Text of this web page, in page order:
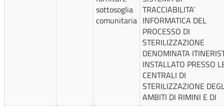
sottosoglia
comunitaria
TRACCIABILITA’
INFORMATICA DEL
PROCESSO DI
STERILIZZAZIONE
DENOMINATA
INSTALLATO PRESSO
CENTRALI DI
STERILIZZAZIONE
AMBITI DI RIMINI E DI